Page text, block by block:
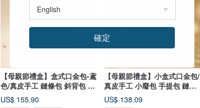
【母親節禮盒】盒式口金包-鳶
色/真皮手工 鏈條包 斜背包 手
提包
US$ 155.90
【母親節禮盒】小盒式口金包/
真皮手工 小廢包 手提包 鏈條
包
US$ 138.09
確定